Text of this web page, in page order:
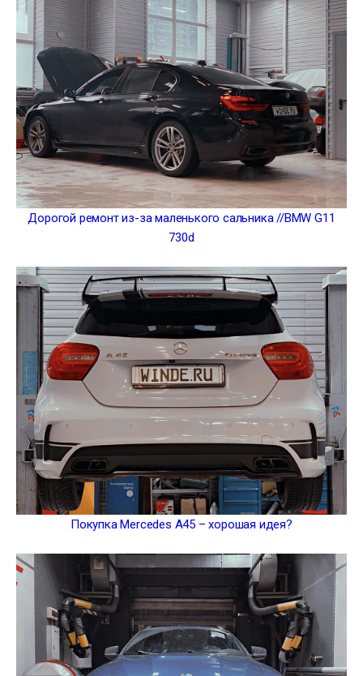
Дорогой ремонт из-за маленького сальника //BMW G11
730d
Покупка Mercedes A45 – хорошая идея?